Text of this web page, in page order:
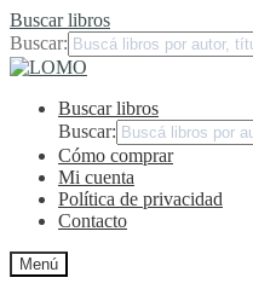
Buscar libros
Buscar:
Ir
navegación
Ir
contenidoBuscar libros
Buscar:
Cómo comprar
Mi cuenta
Política de privacidad
Contacto
Menú